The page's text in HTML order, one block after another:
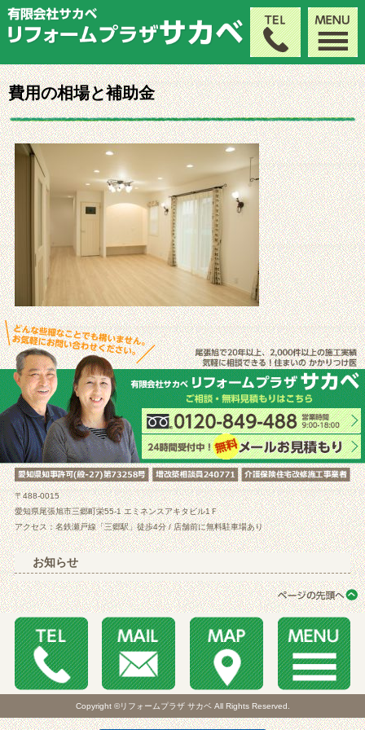
費用の相場と補助金
〒488-0015
愛知県尾張旭市三郷町栄55-1 エミネンスアキタビル1Ｆ
アクセス：名鉄瀬戸線「三郷駅」徒歩4分 / 店舗前に無料駐車場あり
お知らせ
Copyright ©リフォームプラザ サカベ All Rights Reserved.